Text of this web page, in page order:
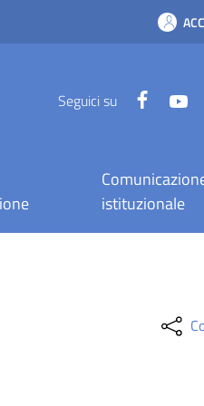
Seguici su
istituzionale